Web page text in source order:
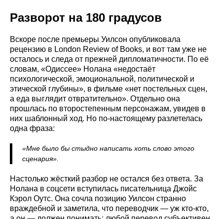
Разворот на 180 градусов
Вскоре после премьеры Уилсон опубликовала
рецензию в London Review of Books, и вот там уже не
осталось и следа от прежней дипломатичности. По её
словам, «Одиссее» Нолана «недостаёт
психологической, эмоциональной, политической и
этической глубины», в фильме «нет постельных сцен,
а еда выглядит отвратительно». Отдельно она
прошлась по второстепенным персонажам, увидев в
них шаблонный ход. Но по-настоящему разлетелась
одна фраза:
«Мне было бы стыдно написать хоть слово этого
сценария».
Настолько жёсткий разбор не остался без ответа. За
Нолана в соцсети вступилась писательница Джойс
Кэрол Оутс. Она сочла позицию Уилсон странно
враждебной и заметила, что переводчик — уж кто-кто,